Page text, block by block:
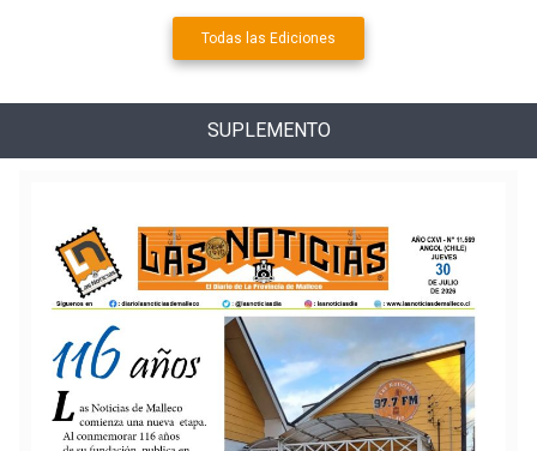
Todas las Ediciones
SUPLEMENTO